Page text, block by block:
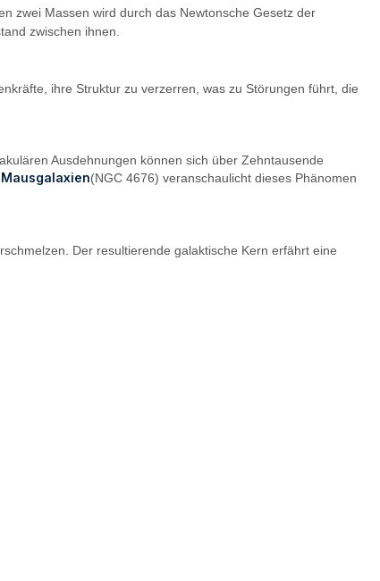
zwei Massen wird durch das Newtonsche Gesetz der
zwischen ihnen.
ihre Struktur zu verzerren, was zu Störungen führt, die
Ausdehnungen können sich über Zehntausende
Mausgalaxien(NGC 4676) veranschaulicht dieses Phänomen
Der resultierende galaktische Kern erfährt eine